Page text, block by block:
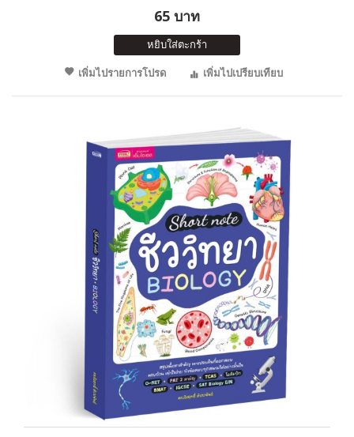
65 บาท
หยิบใส่ตะกร้า
เพิ่มไปรายการโปรด
เพิ่มไปเปรียบเทียบ